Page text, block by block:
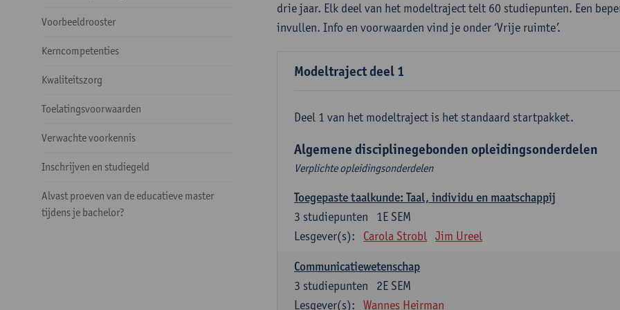
Voorbeeldrooster
Kerncompetenties
Kwaliteitszorg
Toelatingsvoorwaarden
Verwachte voorkennis
Inschrijven en studiegeld
Alvast proeven van de educatieve master
tijdens je bachelor?
drie jaar. Elk deel van het modeltraject telt 60 studiepunten. Een
invullen. Info en voorwaarden vind je onder ‘Vrije ruimte’.
Modeltraject deel 1
Deel 1 van het modeltraject is het standaard startpakket.
Algemene disciplinegebonden opleidingsonderdelen
Verplichte opleidingsonderdelen
Toegepaste taalkunde: Taal, individu en maatschappij
1E SEM
3 studiepunten
Lesgever(s):
Carola Strobl Jim Ureel
Communicatiewetenschap
2E SEM
3 studiepunten
Lesgever(s):
Wannes Heirman